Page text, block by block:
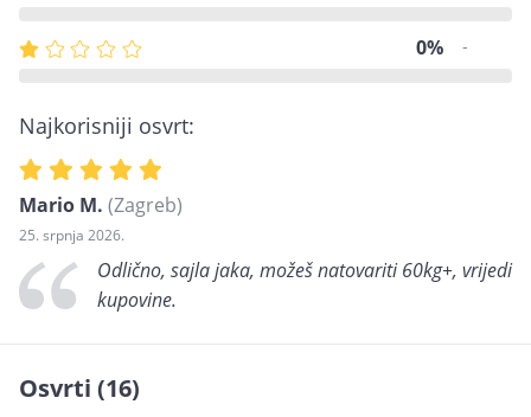
0% -
Najkorisniji osvrt:
Mario M. (Zagreb)
25. srpnja 2026.
Odlično, sajla jaka, možeš natovariti 60kg+, vrijedi
kupovine.
Osvrti (16)